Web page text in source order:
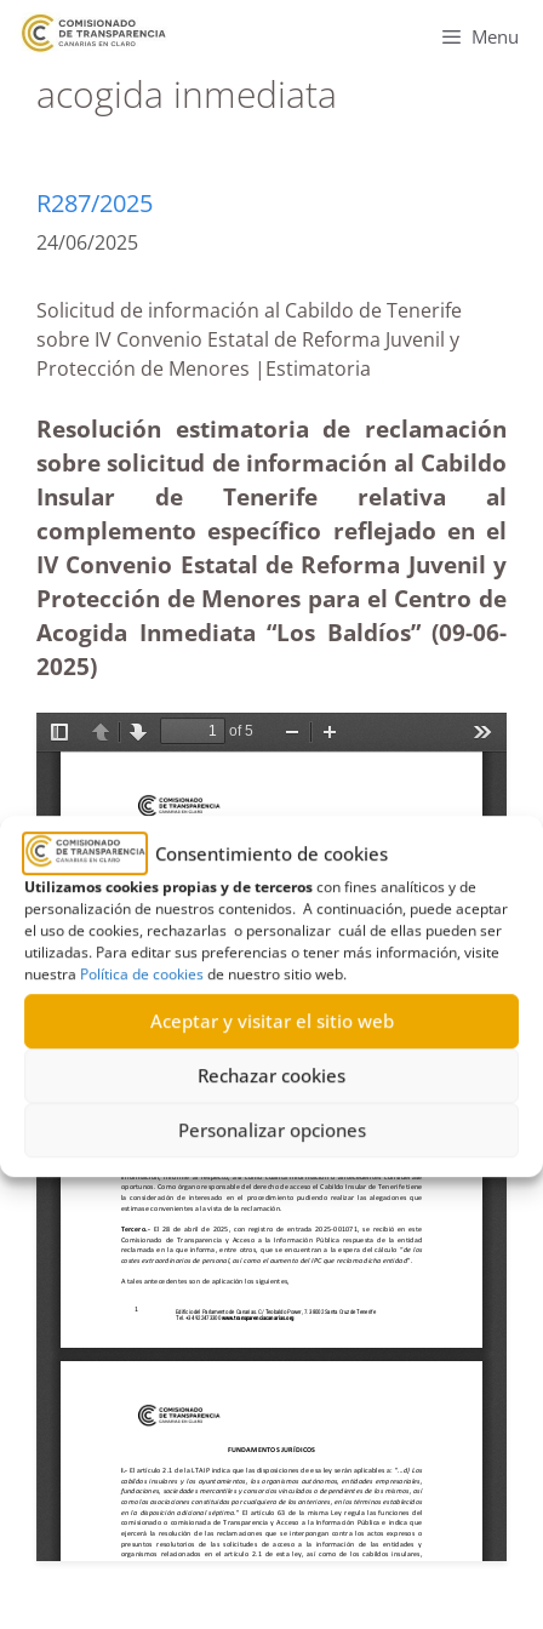
Consentimiento de cookies
Utilizamos cookies propias y de terceroscon fines analíticos y de
personalización de nuestros contenidos. A continuación, puede aceptar
el uso de cookies, rechazarlas o personalizar cuál de ellas pueden ser
utilizadas. Para editar sus preferencias o tener más información, visite
nuestra Política de cookiesde nuestro sitio web.
Aceptar y visitar el sitio web
Rechazar cookies
Personalizar opciones
Menu
acogida inmediata
R287/2025
24/06/2025
Solicitud de información al Cabildo de Tenerife
sobre IV Convenio Estatal de Reforma Juvenil y
Protección de Menores |Estimatoria
Resolución estimatoria de reclamación
sobre solicitud de información al Cabildo
Insular de Tenerife relativa al
complemento específico reflejado en el
IV Convenio Estatal de Reforma Juvenil y
Protección de Menores para el Centro de
Acogida Inmediata “Los Baldíos” (09-06-
2025)